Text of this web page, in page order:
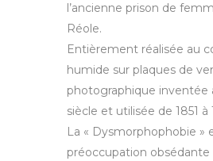
l’ancienne prison de
Réole.
Entièrement réalisée au
humide sur plaques de
photographique inventée
siècle et utilisée de 1851
La « Dysmorphophobie »
préoccupation